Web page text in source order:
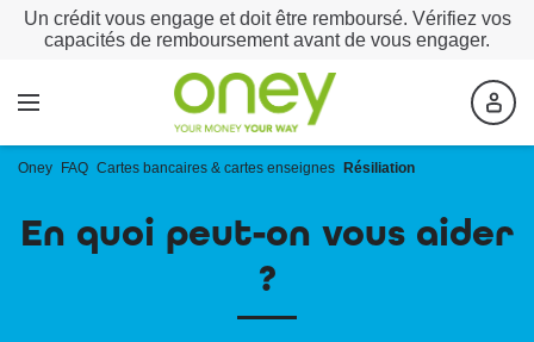
Un crédit vous engage et doit être remboursé. Vérifiez vos
capacités de remboursement avant de vous engager.
Oney FAQ Cartes bancaires & cartes enseignes Résiliation
En quoi peut-on vous aider
?